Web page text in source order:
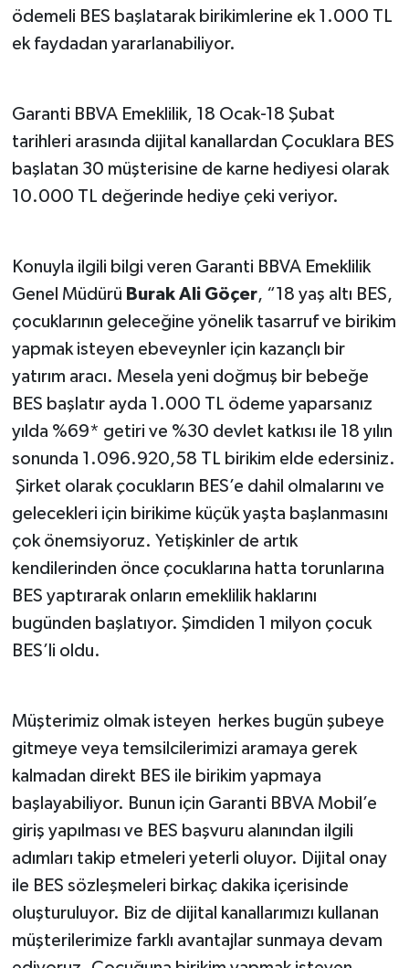
ödemeli BES başlatarak birikimlerine ek 1.000 TL
ek faydadan yararlanabiliyor.
Garanti BBVA Emeklilik, 18 Ocak-18 Şubat
tarihleri arasında dijital kanallardan Çocuklara BES
başlatan 30 müşterisine de karne hediyesi olarak
10.000 TL değerinde hediye çeki veriyor.
Konuyla ilgili bilgi veren Garanti BBVA Emeklilik
Genel Müdürü Burak Ali Göçer, “18 yaş altı BES,
çocuklarının geleceğine yönelik tasarruf ve birikim
yapmak isteyen ebeveynler için kazançlı bir
yatırım aracı. Mesela yeni doğmuş bir bebeğe
BES başlatır ayda 1.000 TL ödeme yaparsanız
yılda %69* getiri ve %30 devlet katkısı ile 18 yılın
sonunda 1.096.920,58 TL birikim elde edersiniz.
Şirket olarak çocukların BES’e dahil olmalarını ve
gelecekleri için birikime küçük yaşta başlanmasını
çok önemsiyoruz. Yetişkinler de artık
kendilerinden önce çocuklarına hatta torunlarına
BES yaptırarak onların emeklilik haklarını
bugünden başlatıyor. Şimdiden 1 milyon çocuk
BES’li oldu.
Müşterimiz olmak isteyen herkes bugün şubeye
gitmeye veya temsilcilerimizi aramaya gerek
kalmadan direkt BES ile birikim yapmaya
başlayabiliyor. Bunun için Garanti BBVA Mobil’e
giriş yapılması ve BES başvuru alanından ilgili
adımları takip etmeleri yeterli oluyor. Dijital onay
ile BES sözleşmeleri birkaç dakika içerisinde
oluşturuluyor. Biz de dijital kanallarımızı kullanan
müşterilerimize farklı avantajlar sunmaya devam